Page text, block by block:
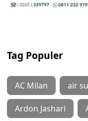
Tag Populer
AC Milan air
Ardon Jashari